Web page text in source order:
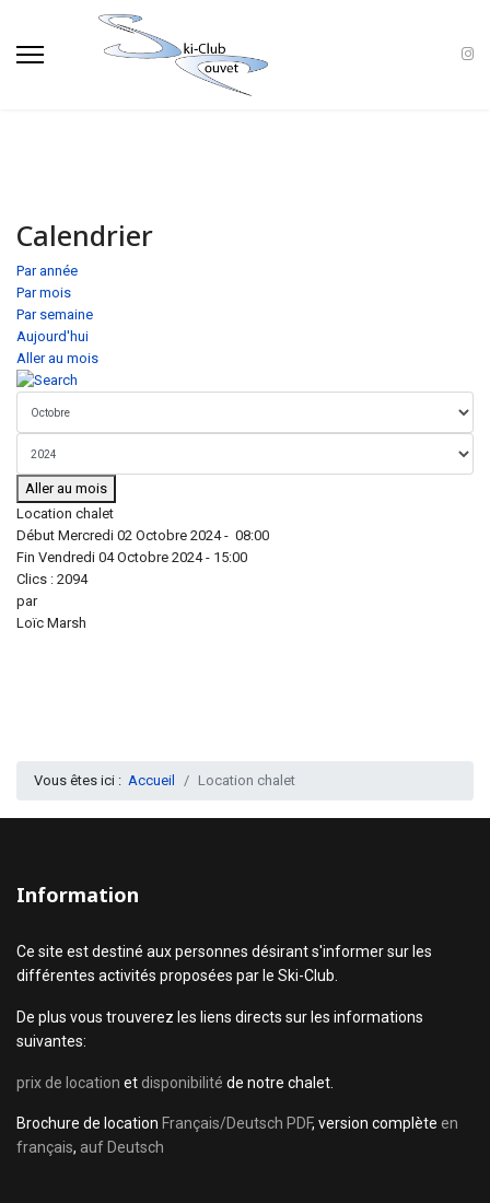
Calendrier
Par année
Par mois
Par semaine
Aujourd'hui
Aller au mois
Aller au mois
Location chalet
Début Mercredi 02 Octobre 2024 - 08:00
Fin Vendredi 04 Octobre 2024 - 15:00
Clics : 2094
par
Loïc Marsh
Vous êtes ici : Accueil Location chalet
Information
Ce site est destiné aux personnes désirant s'informer sur les
différentes activités proposées par le Ski-Club.
De plus vous trouverez les liens directs sur les informations
suivantes:
prix de location et disponibilité de notre chalet.
Brochure de location Français/Deutsch PDF, version complète en
français, auf Deutsch